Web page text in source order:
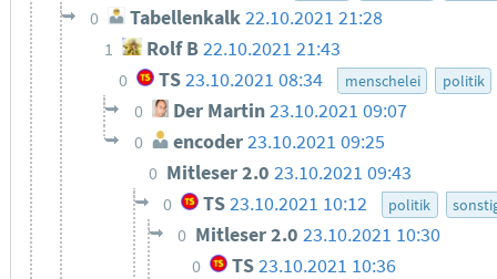
0 Tabellenkalk22.10.2021 21:28
1 Rolf B22.10.2021 21:43
0 TS23.10.2021 08:34 menschelei politik
0 Der Martin23.10.2021 09:07
0 encoder23.10.2021 09:25
0 Mitleser 2.0 23.10.2021 09:43
0 TS23.10.2021 10:12 politik
0 Mitleser 2.023.10.2021 10:30
0 TS23.10.2021 10:36